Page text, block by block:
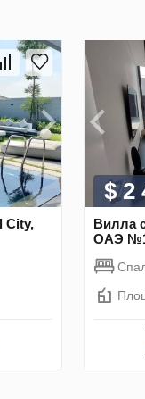
City,
$ 2
Вилла
ОАЭ